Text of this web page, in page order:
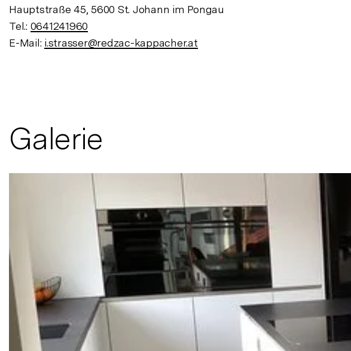
Hauptstraße 45, 5600 St. Johann im Pongau
Tel.: 0641241960
E-Mail: i.strasser@redzac-kappacher.at
Galerie